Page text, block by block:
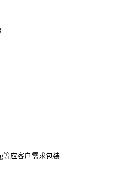
等应客户需求包装